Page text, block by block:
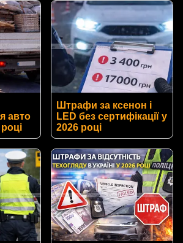
авто
Штрафи за ксенон і
LED без сертифікації у
2026 році